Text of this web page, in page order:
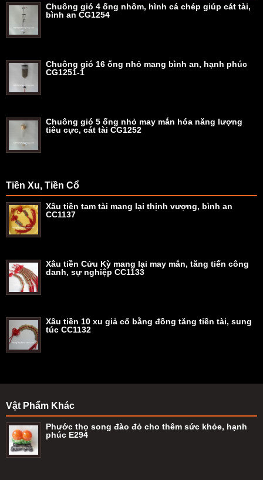
Chuông gió 4 ống nhôm, hình cá chép giúp cát tài,
bình an CG1254
Chuông gió 16 ống nhỏ mang bình an, hạnh phúc
CG1251-1
Chuông gió 5 ống nhỏ may mắn hóa năng lượng
tiêu cực, cát tài CG1252
Tiền Xu, Tiền Cổ
Xâu tiền tam tài mang lại thịnh vượng, bình an
CC1137
Xâu tiền Cửu Kỳ mang lại may mắn, tăng tiến công
danh, sự nghiệp CC1133
Xâu tiền 10 xu giả cổ bằng đồng tăng tiền tài, sung
túc CC1132
Vật Phẩm Khác
Phước thọ song đào đỏ cho thêm sức khỏe, hạnh
phúc E294